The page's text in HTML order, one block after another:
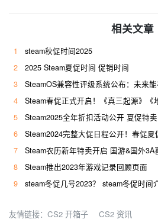
相关文章
1
steam秋促时间2025
2
2025 Steam夏促时间 促销时间
3
SteamOS兼容性评级系统公布：未来能在除
4
Steam春促正式开启！《真三起源》《
5
Steam2025全年折扣活动公开 夏促特
6
Steam2024完整大促日程公开！春促
7
Steam农历新年特卖开启 国游&国外3A
8
Steam推出2023年游戏记录回顾页面
9
steam冬促几号2023？ steam冬促时间
友情链接： CS2 开箱子 CS2 资讯